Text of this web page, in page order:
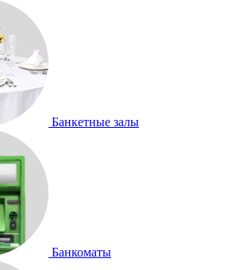
Банкетные залы
Банкоматы